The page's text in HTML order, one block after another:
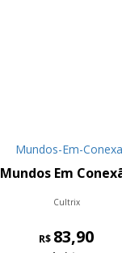
Mundos Em
Cultrix
R$ 83,90